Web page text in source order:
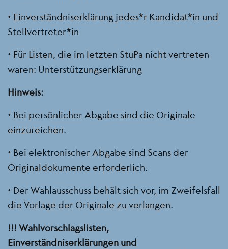
• Einverständniserklärung jedes*r Kandidat*in und
Stellvertreter*in
• Für Listen, die im letzten StuPa nicht vertreten
waren: Unterstützungserklärung
Hinweis:
• Bei persönlicher Abgabe sind die Originale
einzureichen.
• Bei elektronischer Abgabe sind Scans der
Originaldokumente erforderlich.
• Der Wahlausschuss behält sich vor, im Zweifelsfall
die Vorlage der Originale zu verlangen.
!!! Wahlvorschlagslisten,
Einverständniserklärungen und